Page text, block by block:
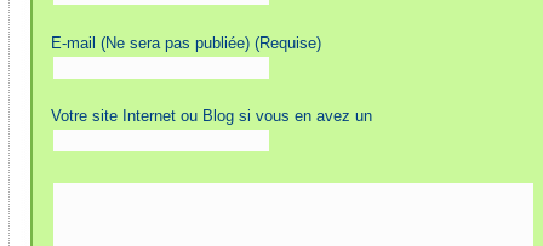
E-mail (Ne sera pas publiée) (Requise)
Votre site Internet ou Blog si vous en avez un